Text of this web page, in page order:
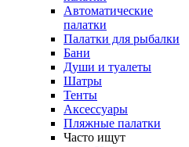
Автоматические
палатки
Палатки для рыбалки
Бани
Души и туалеты
Шатры
Тенты
Аксессуары
Пляжные палатки
Часто ищут